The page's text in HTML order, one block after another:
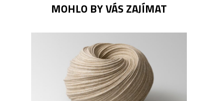
MOHLO BY VÁS ZAJÍMAT